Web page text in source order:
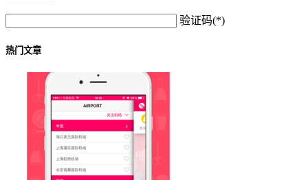
验证码(*)
热门文章